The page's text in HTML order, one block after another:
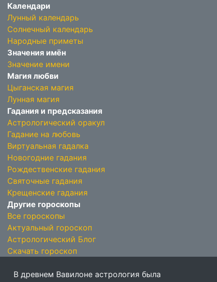
Календари
Лунный календарь
Солнечный календарь
Народные приметы
Значения имён
Значение имени
Магия любви
Цыганская магия
Лунная магия
Гадания и предсказания
Астрологический оракул
Гадание на любовь
Виртуальная гадалка
Новогодние гадания
Рождественские гадания
Святочные гадания
Крещенские гадания
Другие гороскопы
Все гороскопы
Актуальный гороскоп
Астрологический Блог
Скачать гороскоп
В древнем Вавилоне астрология была